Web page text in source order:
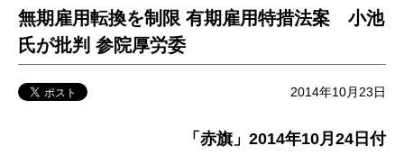
無期雇用転換を制限 有期雇用特措法案 小池
氏が批判 参院厚労委
2014年10月23日
「赤旗」2014年10月24日付